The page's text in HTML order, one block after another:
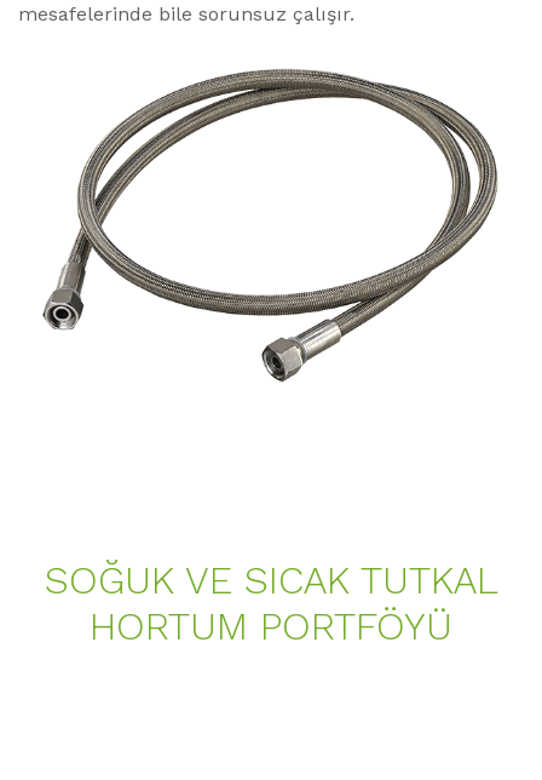
mesafelerinde bile sorunsuz çalışır.
SOĞUK VE SICAK TUTKAL
HORTUM PORTFÖYÜ